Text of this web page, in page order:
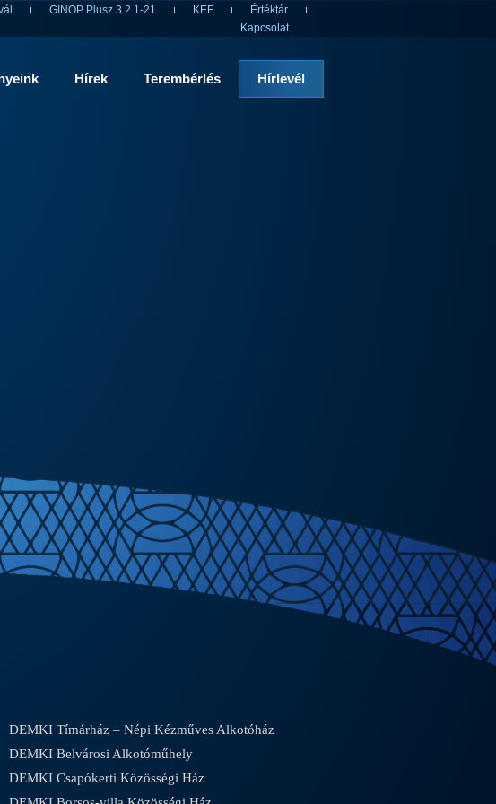
GINOP Plusz 3.2.1-21 KEF
Értéktár
Kapcsolat
Hírek Terembérlés Hírlevél
DEMKI Tímárház – Népi Kézműves Alkotóház
DEMKI Belvárosi Alkotóműhely
DEMKI Csapókerti Közösségi Ház